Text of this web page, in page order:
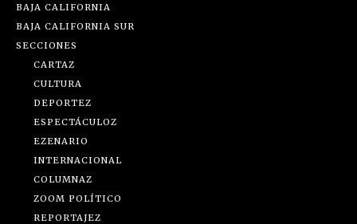
BAJA CALIFORNIA
BAJA CALIFORNIA SUR
SECCIONES
CARTAZ
CULTURA
DEPORTEZ
ESPECTÁCULOZ
EZENARIO
INTERNACIONAL
COLUMNAZ
ZOOM POLÍTICO
REPORTAJEZ